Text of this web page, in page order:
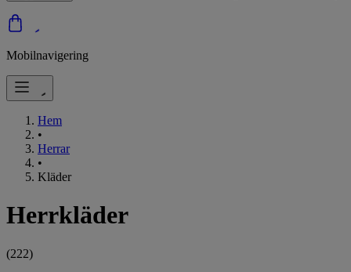
Mobilnavigering
Hem
•
Herrar
•
Kläder
Herrkläder
(222)